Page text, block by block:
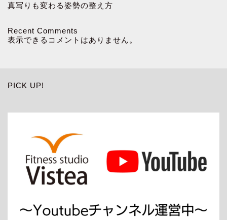
真写りも変わる姿勢の整え方
Recent Comments
表示できるコメントはありません。
PICK UP!